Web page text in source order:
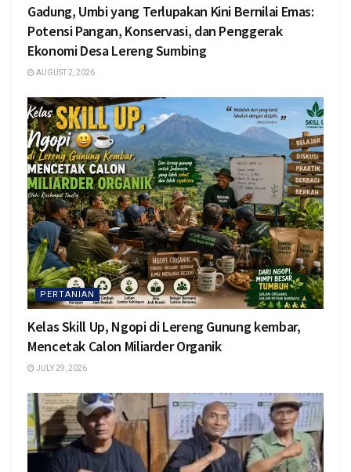
Gadung, Umbi yang Terlupakan Kini Bernilai Emas:
Potensi Pangan, Konservasi, dan Penggerak
Ekonomi Desa Lereng Sumbing
AUGUST 2, 2026
PERTANIAN
Kelas Skill Up, Ngopi di Lereng Gunung kembar,
Mencetak Calon Miliarder Organik
JULY 29, 2026